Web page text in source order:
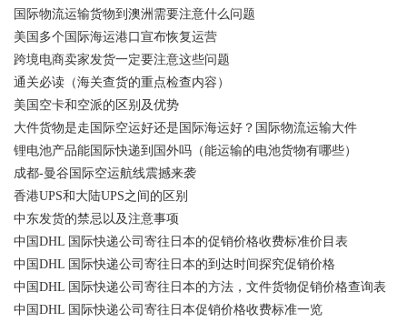
国际物流运输货物到澳洲需要注意什么问题
美国多个国际海运港口宣布恢复运营
跨境电商卖家发货一定要注意这些问题
通关必读（海关查货的重点检查内容）
美国空卡和空派的区别及优势
大件货物是走国际空运好还是国际海运好？国际物流运输大件
锂电池产品能国际快递到国外吗（能运输的电池货物有哪些）
成都-曼谷国际空运航线震撼来袭
香港UPS和大陆UPS之间的区别
中东发货的禁忌以及注意事项
中国DHL 国际快递公司寄往日本的促销价格收费标准价目表
中国DHL 国际快递公司寄往日本的到达时间探究促销价格
中国DHL 国际快递公司寄往日本的方法，文件货物促销价格查询表
中国DHL 国际快递公司寄往日本促销价格收费标准一览